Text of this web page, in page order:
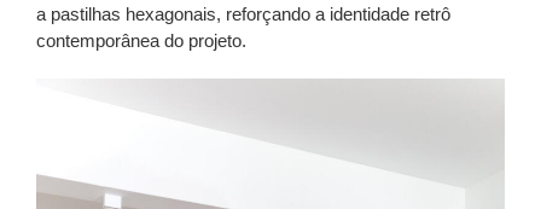
a pastilhas hexagonais, reforçando a identidade retrô
contemporânea do projeto.